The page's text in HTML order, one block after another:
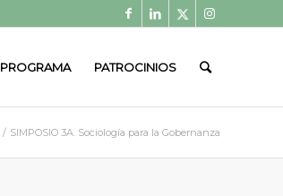
PROGRAMA PATROCINIOS
/ SIMPOSIO 3A. Sociología para la Gobernanza